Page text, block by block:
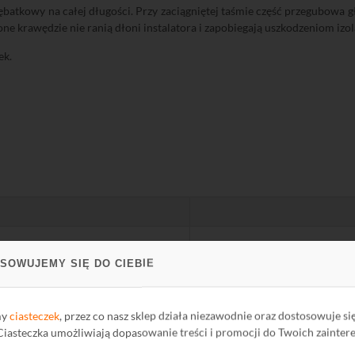
SIĘ DO CIEBIE
ciasteczek, przez co nasz sklep działa niezawodnie oraz dostosowuje
umożliwiają dopasowanie treści i promocji do Twoich
na całej długości. Przy zaciągniętej taśmie część
krawędzie nie ranią dłoni instalatora i zapobiegają uszkodzeniom
mm
kG